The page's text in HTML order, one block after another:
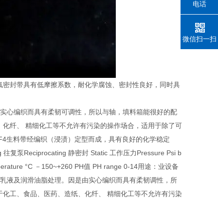
封带具有低摩擦系数，耐化学腐蚀、密封性良好，同时具
心编织而具有柔韧可调性，所以与轴，填料箱能很好的配
纤、 精细化工等不允许有污染的操作场合，适用于除了可
生料带经编织（浸渍）定型而成，具有良好的化学稳定
复泵Reciprocating 静密封 Static 工作压力Pressure Psi b
°C －150~+260 PH值 PH range 0-14用途：业设备
液及润滑油脂处理。因是由实心编织而具有柔韧调性，所
工、食品、医药、造纸、化纤、 精细化工等不允许有污染
电话
微信扫一扫